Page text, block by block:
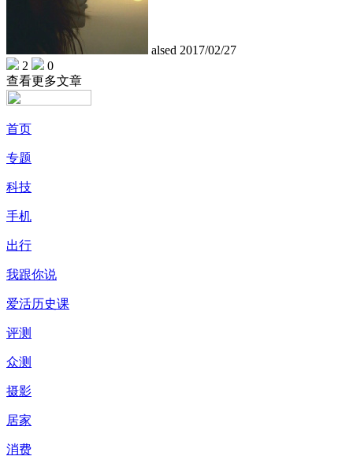
alsed 2017/02/27
2
0
查看更多文章
首页
专题
科技
手机
出行
我跟你说
爱活历史课
评测
众测
摄影
居家
消费